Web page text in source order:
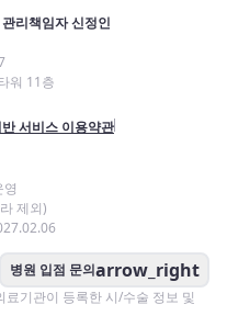
리책임자 신정인
워 11층
서비스 이용약관
제외)
병원 입점 문의arrow_right
기관이 등록한 시/수술 정보 및